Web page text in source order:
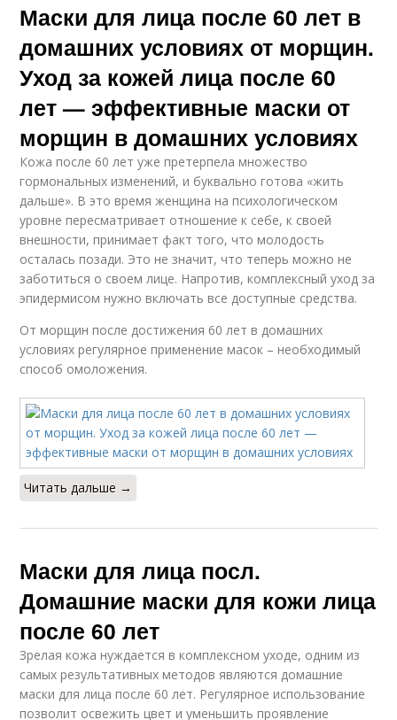
Маски для лица после 60 лет в
домашних условиях от морщин.
Уход за кожей лица после 60
лет — эффективные маски от
морщин в домашних условиях
Кожа после 60 лет уже претерпела множество
гормональных изменений, и буквально готова «жить
дальше». В это время женщина на психологическом
уровне пересматривает отношение к себе, к своей
внешности, принимает факт того, что молодость
осталась позади. Это не значит, что теперь можно не
заботиться о своем лице. Напротив, комплексный уход за
эпидермисом нужно включать все доступные средства.
От морщин после достижения 60 лет в домашних
условиях регулярное применение масок – необходимый
способ омоложения.
Читать дальше →
Маски для лица посл.
Домашние маски для кожи лица
после 60 лет
Зрелая кожа нуждается в комплексном уходе, одним из
самых результативных методов являются домашние
маски для лица после 60 лет. Регулярное использование
позволит освежить цвет и уменьшить проявление